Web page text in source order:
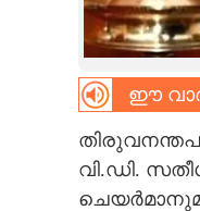
CARTOONS
LITERATURE
ഈ
വി.ഡി.